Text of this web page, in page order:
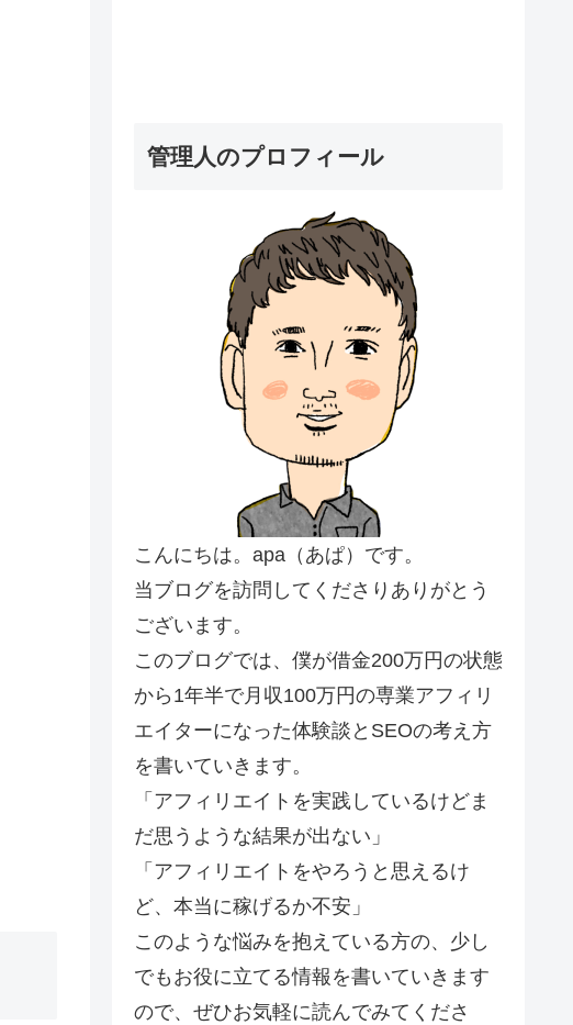
管理人のプロフィール
こんにちは。apa（あぱ）です。
当ブログを訪問してくださりありがとう
ございます。
このブログでは、僕が借金200万円の状態
から1年半で月収100万円の専業アフィリ
エイターになった体験談とSEOの考え方
を書いていきます。
「アフィリエイトを実践しているけどま
だ思うような結果が出ない」
「アフィリエイトをやろうと思えるけ
ど、本当に稼げるか不安」
このような悩みを抱えている方の、少し
でもお役に立てる情報を書いていきます
ので、ぜひお気軽に読んでみてくださ